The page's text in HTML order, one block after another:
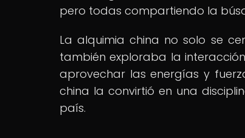
pero todas compartiendo la
La alquimia china no solo se
también exploraba la
aprovechar las energías y
china la convirtió en una
país.